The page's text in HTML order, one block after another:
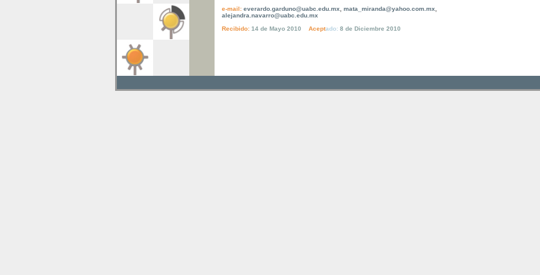
e-mail: everardo.garduno@uabc.edu.mx mata_miranda@yahoo.com.mx
alejandra.navarro@uabc.edu.mx
Recibido: 14 de Mayo 2010 Aceptado: 8 de Diciembre 2010